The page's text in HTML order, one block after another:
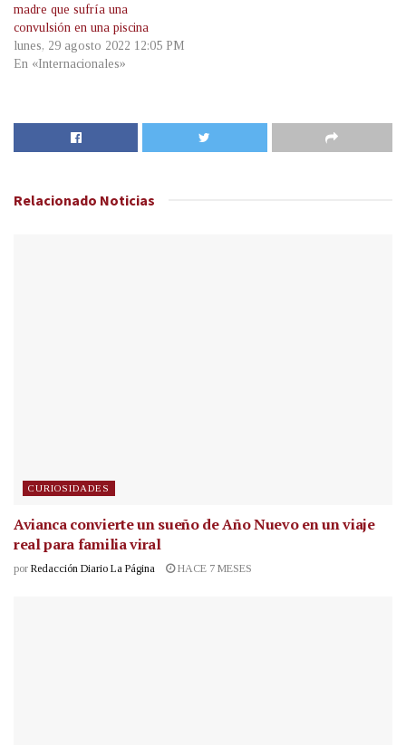
madre que sufría una
convulsión en una piscina
lunes, 29 agosto 2022 12:05 PM
En «Internacionales»
Relacionado Noticias
CURIOSIDADES
Avianca convierte un sueño de Año Nuevo en un viaje
real para familia viral
por Redacción Diario La Página HACE 7 MESES